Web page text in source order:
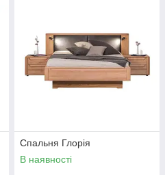
Спальня Глорія
В наявності